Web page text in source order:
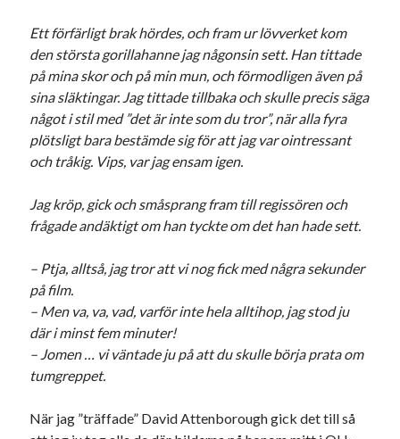
Ett förfärligt brak hördes, och fram ur lövverket kom
den största gorillahanne jag någonsin sett. Han tittade
på mina skor och på min mun, och förmodligen även på
sina släktingar. Jag tittade tillbaka och skulle precis säga
något i stil med ”det är inte som du tror”, när alla fyra
plötsligt bara bestämde sig för att jag var ointressant
och tråkig. Vips, var jag ensam igen.
Jag kröp, gick och småsprang fram till regissören och
frågade andäktigt om han tyckte om det han hade sett.
– Ptja, alltså, jag tror att vi nog fick med några sekunder
på film.
– Men va, va, vad, varför inte hela alltihop, jag stod ju
där i minst fem minuter!
– Jomen … vi väntade ju på att du skulle börja prata om
tumgreppet.
När jag ”träffade” David Attenborough gick det till så